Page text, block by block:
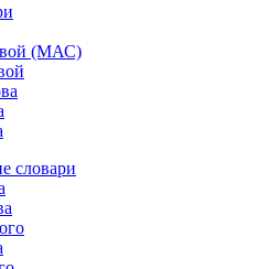
(МАС)
словари